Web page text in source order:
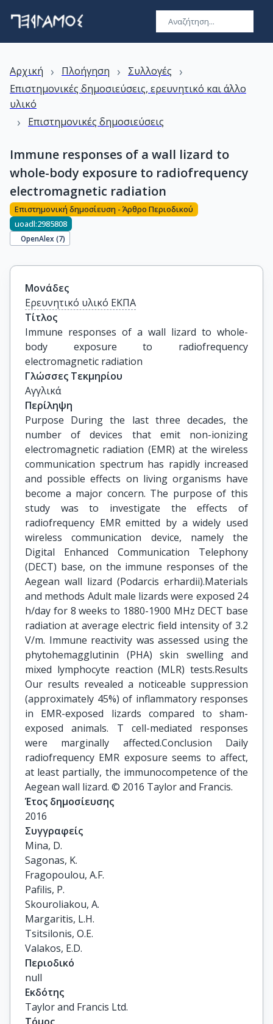
Αρχική › Πλοήγηση › Συλλογές ›
Επιστημονικές δημοσιεύσεις, ερευνητικό και άλλο
υλικό
› Επιστημονικές δημοσιεύσεις
Immune responses of a wall lizard to
whole-body exposure to radiofrequency
electromagnetic radiation
Επιστημονική δημοσίευση - Άρθρο Περιοδικού
uoadl:2985808
OpenAlex (7)
Μονάδες
Ερευνητικό υλικό ΕΚΠΑ
Τίτλος
Immune responses of a wall lizard to whole-
body exposure to radiofrequency
electromagnetic radiation
Γλώσσες Τεκμηρίου
Αγγλικά
Περίληψη
Purpose During the last three decades, the
number of devices that emit non-ionizing
electromagnetic radiation (EMR) at the wireless
communication spectrum has rapidly increased
and possible effects on living organisms have
become a major concern. The purpose of this
study was to investigate the effects of
radiofrequency EMR emitted by a widely used
wireless communication device, namely the
Digital Enhanced Communication Telephony
(DECT) base, on the immune responses of the
Aegean wall lizard (Podarcis erhardii).Materials
and methods Adult male lizards were exposed 24
h/day for 8 weeks to 1880-1900 MHz DECT base
radiation at average electric field intensity of 3.2
V/m. Immune reactivity was assessed using the
phytohemagglutinin (PHA) skin swelling and
mixed lymphocyte reaction (MLR) tests.Results
Our results revealed a noticeable suppression
(approximately 45%) of inflammatory responses
in EMR-exposed lizards compared to sham-
exposed animals. T cell-mediated responses
were marginally affected.Conclusion Daily
radiofrequency EMR exposure seems to affect,
at least partially, the immunocompetence of the
Aegean wall lizard. © 2016 Taylor and Francis.
Έτος δημοσίευσης
2016
Συγγραφείς
Mina, D.
Sagonas, K.
Fragopoulou, A.F.
Pafilis, P.
Skouroliakou, A.
Margaritis, L.H.
Tsitsilonis, O.E.
Valakos, E.D.
Περιοδικό
null
Εκδότης
Taylor and Francis Ltd.